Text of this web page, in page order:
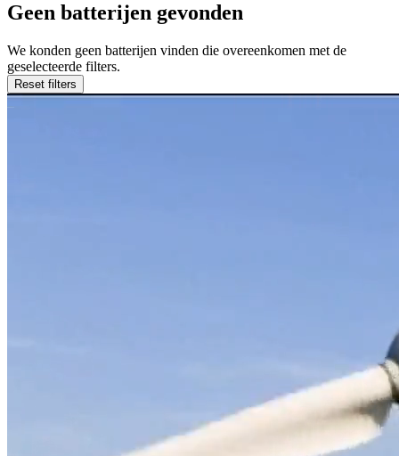
Geen batterijen gevonden
We konden geen batterijen vinden die overeenkomen met de
geselecteerde filters.
Reset filters